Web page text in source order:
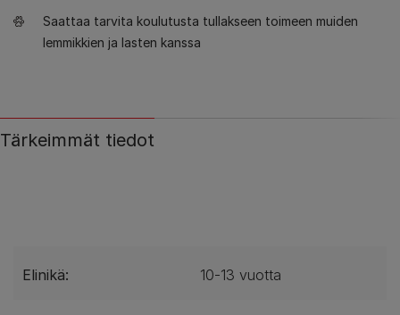
Saattaa tarvita koulutusta tullakseen toimeen muiden
lemmikkien ja lasten kanssa
Tärkeimmät tiedot
Elinikä: 10-13 vuotta